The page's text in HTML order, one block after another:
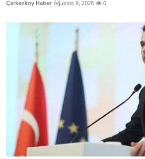
Çerkezköy Haber Ağustos 9, 2026 0